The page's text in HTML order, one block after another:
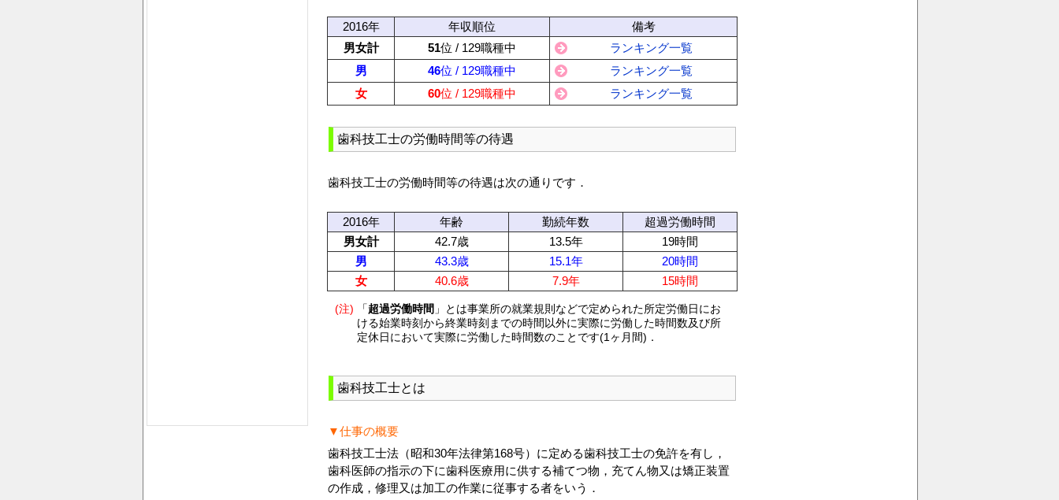
2016年 年収順位
備考
男女計
51位 / 129職種中
ランキング一覧
男
46位 / 129職種中
ランキング一覧
女
60位 / 129職種中 ランキング一覧
歯科技工士の労働時間等の待遇
歯科技工士の労働時間等の待遇は次の通りです．
2016年 年齢 勤続年数
超過労働時間
男女計
42.7歳 13.5年
19時間
男
43.3歳 15.1年
20時間
女
40.6歳 7.9年 15時間
(注) 「超過労働時間 」とは事業所の就業規則などで定められた所定労働日にお
ける始業時刻から終業時刻までの時間以外に実際に労働した時間数及び所
定休日において実際に労働した時間数のことです(1ヶ月間)．
歯科技工士とは
▼仕事の概要
歯科技工士法（昭和30年法律第168号）に定める歯科技工士の免許を有し，
歯科医師の指示の下に歯科医療用に供する補てつ物，充てん物又は矯正装置
の作成，修理又は加工の作業に従事する者をいう．